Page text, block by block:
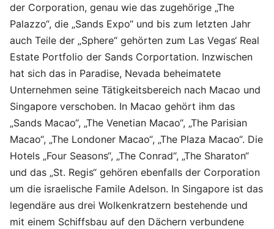
der Corporation, genau wie das zugehörige „The
Palazzo“, die „Sands Expo“ und bis zum letzten Jahr
auch Teile der „Sphere“ gehörten zum Las Vegas‘ Real
Estate Portfolio der Sands Corportation. Inzwischen
hat sich das in Paradise, Nevada beheimatete
Unternehmen seine Tätigkeitsbereich nach Macao und
Singapore verschoben. In Macao gehört ihm das
„Sands Macao“, „The Venetian Macao“, „The Parisian
Macao“, „The Londoner Macao“, „The Plaza Macao“. Die
Hotels „Four Seasons“, „The Conrad“, „The Sharaton“
und das „St. Regis“ gehören ebenfalls der Corporation
um die israelische Famile Adelson. In Singapore ist das
legendäre aus drei Wolkenkratzern bestehende und
mit einem Schiffsbau auf den Dächern verbundene